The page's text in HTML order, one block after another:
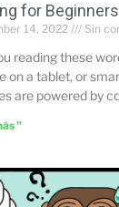
for
14, 2022 Sin
reading these
on a tablet, or
are powered by
"